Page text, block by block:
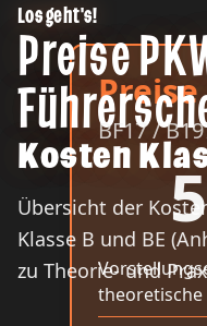
Los geht's!
Preise
Kosten
Übersicht der
Klasse B und BE
zu Theorie- und
Preise
BF17 /